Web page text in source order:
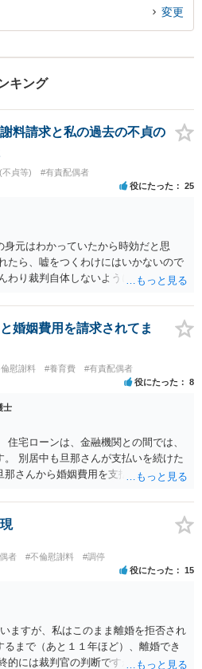
変更
キング
料請求と私の過去の不貞の
不貞等) #有責配偶者
役にたった 25
元はわかっていたから時効だと思
たら、嘘をつくわけにはいかないので
わり裁判自体しないように説得するの
婚姻費用を請求されてま
慰謝料 #養育費 #有責配偶者
役にたった 8
士
住宅ローンは、金融機関との間では、
別居中も旦那さんが支払いを続けた
さんから婚姻費用を支払ってもらう
て支払われることになることが多い
産分与において考慮されることもあり
ーンを支払わなくなってしまう場合が
様が、その後もご自宅に住み続けた
住宅ローンをお支払になる必要が出
てしまう可能性があるからです。 可能
取得するために現時点でしておくべ
士に直接相談して、アドバイス等を求
者 #不倫慰謝料 #調停
役にたった 15
ますが、私はこのまま離婚を拒否され
まで（あと１１年ほど）、離婚でき
的には裁判官の判断ですが、現時点で